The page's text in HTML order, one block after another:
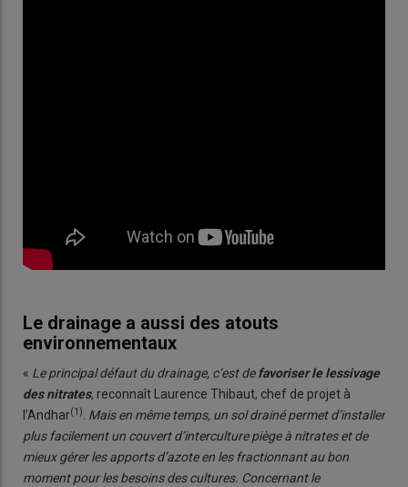
Le drainage a aussi des atouts
environnementaux
« Le principal défaut du drainage, c’est defavoriser le lessivage
des nitrates, reconnaît Laurence Thibaut, chef de projet à
l’Andhar(1)
Mais en même temps, un sol drainé permet d’installer
plus facilement un couvert d’interculture piège à nitrates et de
mieux gérer les apports d’azote en les fractionnant au bon
moment pour les besoins des cultures. Concernant le